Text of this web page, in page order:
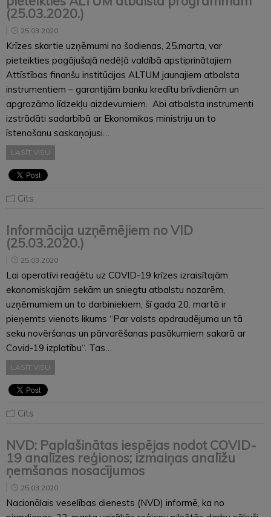
(25.03.2020.)
25.03.2020
Krīzes skartie uzņēmumi no šodienas, 25.marta, var
pieteikties pagājušajā nedēļā valdībā apstiprinātajiem
Attīstības finanšu institūcijas ALTUM jaunajiem atbalsta
instrumentiem – garantijām banku kredītu brīvdienām un
apgrozāmo līdzekļu aizdevumiem. Abi atbalsta instrumenti
izstrādāti sadarbībā ar Ekonomikas ministriju un to
īstenošanu saskaņojusi…
LASĪT VISU
Cits
Informācija uzņēmējiem no VID
(25.03.2020.)
25.03.2020
Lai operatīvi reaģētu uz COVID-19 krīzes izraisītajām
ekonomiskajām sekām un sniegtu atbalstu nozarēm,
uzņēmumiem un to darbiniekiem, šī gada 20. martā ir
pieņemts vienots likums “Par valsts apdraudējuma un tā
seku novēršanas un pārvarēšanas pasākumiem sakarā ar
Covid-19 izplatību“. Tas…
LASĪT VISU
Cits
NVD: Paplašinātas iespējas nodot COVID-
19 analīzes reģionos; izmaiņas analīžu
ņemšanas nosacījumos
25.03.2020
Nacionālais veselības dienests (NVD) informē, ka no